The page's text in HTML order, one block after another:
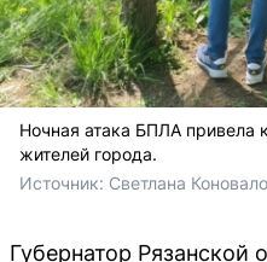
Ночная атака БПЛА привела
жителей города.
Источник: Светлана
Губернатор